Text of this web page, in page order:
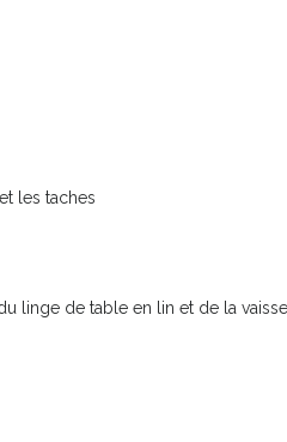
les taches
linge de table en lin et de la